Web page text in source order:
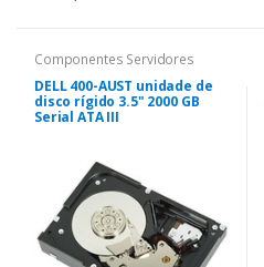
Componentes Servidores
DELL 400-AUST unidade de
disco rígido 3.5" 2000 GB
Serial ATA III